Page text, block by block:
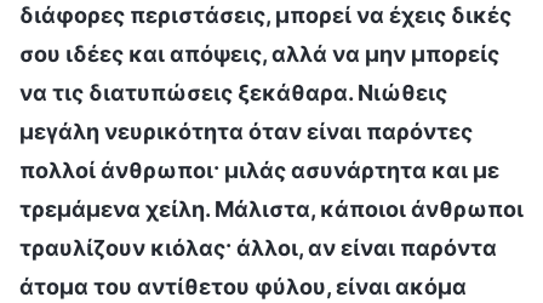
διάφορες περιστάσεις, μπορεί να έχεις δικές
σου ιδέες και απόψεις, αλλά να μην μπορείς
να τις διατυπώσεις ξεκάθαρα. Νιώθεις
μεγάλη νευρικότητα όταν είναι παρόντες
πολλοί άνθρωποι· μιλάς ασυνάρτητα και με
τρεμάμενα χείλη. Μάλιστα, κάποιοι άνθρωποι
τραυλίζουν κιόλας· άλλοι, αν είναι παρόντα
άτομα του αντίθετου φύλου, είναι ακόμα